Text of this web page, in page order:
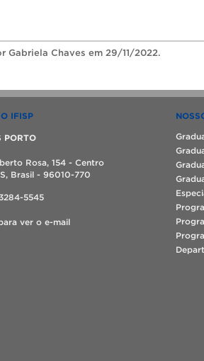
Gabriela Chaves em 29/11/2022.
IFISP
PORTO
Rosa, 154 - Centro
Brasil - 96010-770
5545
ver o e-mail